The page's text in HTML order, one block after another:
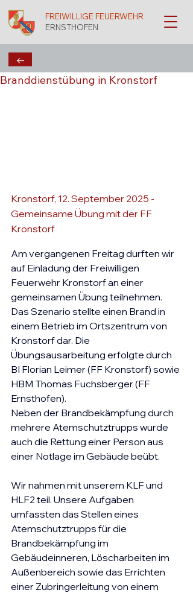
FREIWILLIGE FEUERWEHR
ERNSTHOFEN
Branddienstübung in Kronstorf
Kronstorf, 12. September 2025 -
Gemeinsame Übung mit der FF
Kronstorf
Am vergangenen Freitag durften wir
auf Einladung der Freiwilligen
Feuerwehr Kronstorf an einer
gemeinsamen Übung teilnehmen.
Das Szenario stellte einen Brand in
einem Betrieb im Ortszentrum von
Kronstorf dar. Die
Übungsausarbeitung erfolgte durch
BI Florian Leimer (FF Kronstorf) sowie
HBM Thomas Fuchsberger (FF
Ernsthofen).
Neben der Brandbekämpfung durch
mehrere Atemschutztrupps wurde
auch die Rettung einer Person aus
einer Notlage im Gebäude beübt.
Wir nahmen mit unserem KLF und
HLF2 teil. Unsere Aufgaben
umfassten das Stellen eines
Atemschutztrupps für die
Brandbekämpfung im
Gebäudeinneren, Löscharbeiten im
Außenbereich sowie das Errichten
einer Zubringerleitung von einem
←